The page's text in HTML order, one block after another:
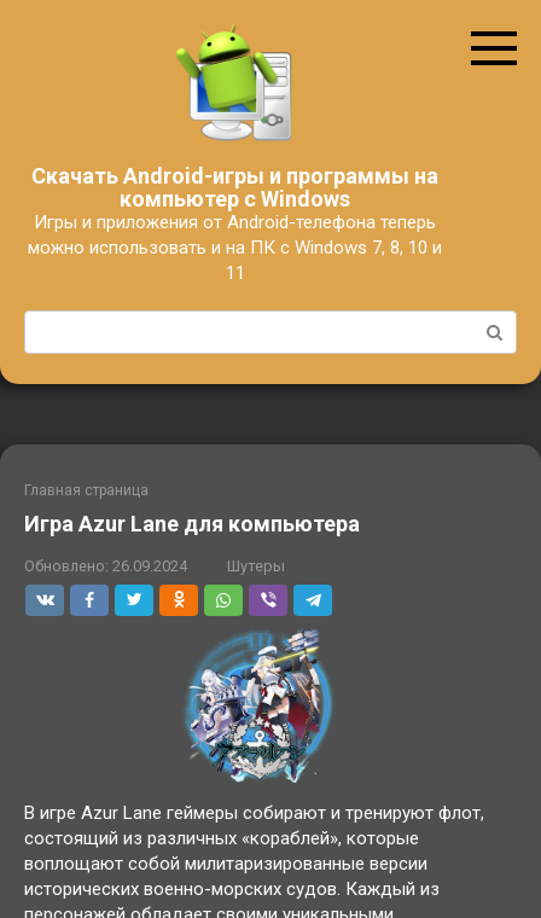
Скачать Android-игры и программы на
компьютер с Windows
Игры и приложения от Android-телефона теперь
можно использовать и на ПК с Windows 7, 8, 10 и
11
Поиск:
Главная страница
Игра Azur Lane для компьютера
Обновлено: 26.09.2024 Шутеры
В игре Azur Lane геймеры собирают и тренируют флот,
состоящий из различных «кораблей», которые
воплощают собой милитаризированные версии
исторических военно-морских судов. Каждый из